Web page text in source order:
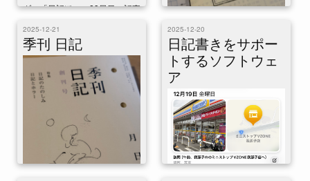
ダー「日記ぽい」23日目の記事
はおもにFreeBSDをいじってい
た...
ダー「日記ぽい」22日目の記事
です。来年の日記。 来年は日
記をつけようと思う。そう思っ
たからこのテー...
2025-12-21
季刊 日記
2025-12-20
日記書きをサポー
トするソフトウェ
ア